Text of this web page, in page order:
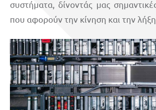
συστήματα, δίνοντάς μας
που αφορούν την κίνηση και την